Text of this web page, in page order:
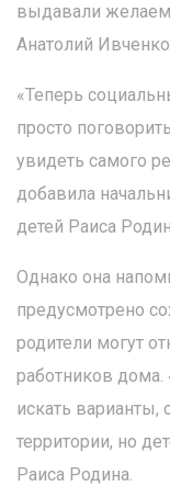
выдавали
Анатолий
«Теперь
просто
увидеть самого
добавила
детей Раиса
Однако она
предусмотрено
родители могут
работников дома.
искать варианты,
территории, но
Раиса Родина.